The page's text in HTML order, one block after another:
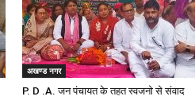
अखण्ड नगर
P. D .A. जन पंचायत के तहत स्वजनो से संवाद